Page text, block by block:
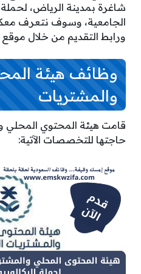
شاغرة بمدينة الرياض،
الجامعية، وسوف نتعرف
ورابط التقديم من خلال
وظائف هيئة
والمشتريات
قامت هيئة المحتوي المحلي
حاجتها للتخصصات الآتية: